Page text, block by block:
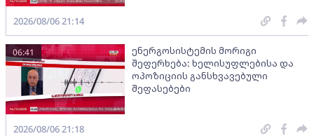
2026/08/06 21:14
ენერგოსისტემის მორიგი
შეფერხება: ხელისუფლებისა და
ოპოზიციის განსხვავებული
შეფასებები
06:41
2026/08/06 21:18